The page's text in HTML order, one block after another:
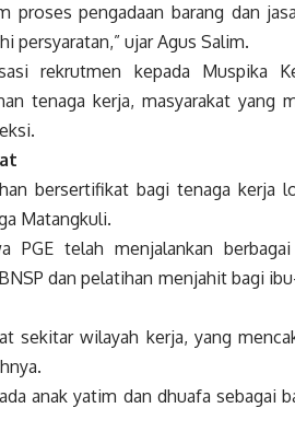
proses pengadaan barang dan
persyaratan,” ujar Agus Salim.
rekrutmen kepada Muspika
tenaga kerja, masyarakat yang
bersertifikat bagi tenaga kerja
Matangkuli.
PGE telah menjalankan
dan pelatihan menjahit bagi
sekitar wilayah kerja, yang
anak yatim dan dhuafa sebagai